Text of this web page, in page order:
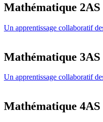
Mathématique 2AS
Un apprentissage collaboratif
Mathématique 3AS
Un apprentissage collaboratif
Mathématique 4AS